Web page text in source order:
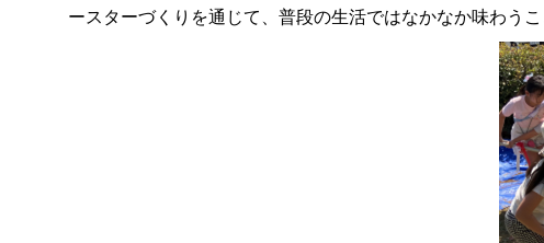
ースターづくりを通じて、普段の生活ではなかなか味わう